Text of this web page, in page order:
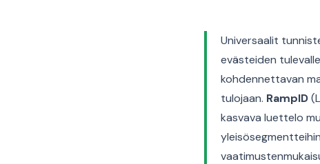
Universaalit
evästeiden
kohdennettavan
tulojaan. RampID
kasvava luettelo